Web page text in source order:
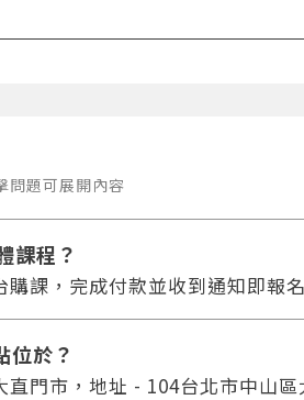
問題可展開內容
課程？
購課，完成付款並收到通知即報
位於？
直門市，地址 - 104台北市中山區